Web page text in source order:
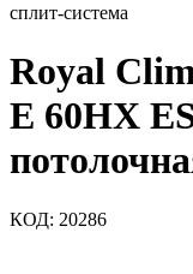
сплит-система
Royal
E 60HX
КОД: 20286